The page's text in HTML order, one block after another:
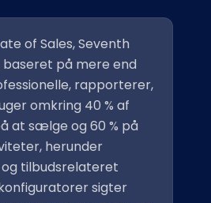
of Sales, Seventh
baseret på mere end
rapporterer,
omkring 40 % af
at sælge og 60 % på
herunder
tilbudsrelateret
sigter